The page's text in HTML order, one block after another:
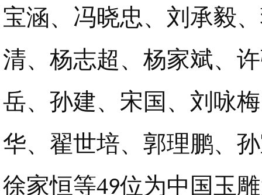
宝涵、冯晓忠、刘承毅
清、杨志超、杨家斌、
岳、孙建、宋国、刘咏
华、翟世培、郭理鹏、
徐家恒等49位为中国玉